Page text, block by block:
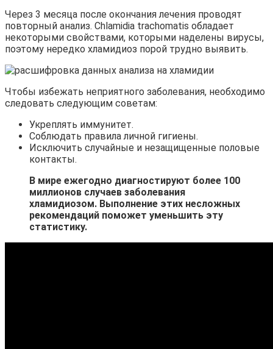
Через 3 месяца после окончания лечения проводят
повторный анализ. Chlamidia trachomatis обладает
некоторыми свойствами, которыми наделены вирусы,
поэтому нередко хламидиоз порой трудно выявить.
Чтобы избежать неприятного заболевания, необходимо
следовать следующим советам:
Укреплять иммунитет.
Соблюдать правила личной гигиены.
Исключить случайные и незащищенные половые
контакты.
В мире ежегодно диагностируют более 100
миллионов случаев заболевания
хламидиозом. Выполнение этих несложных
рекомендаций поможет уменьшить эту
статистику.